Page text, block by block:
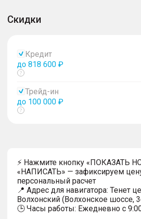
Скидки
Кредит
до 818 600 ₽
Показать
Трейд-ин
до 100 000 ₽
Показать
⚡ Нажмите кнопку «ПОКАЗАТЬ
«НАПИСАТЬ» — зафиксируем
персональный расчет
📍 Адрес для навигатора: Тенет
Волхонский (Волхонское шоссе,
🕒 Часы работы: Ежедневно с